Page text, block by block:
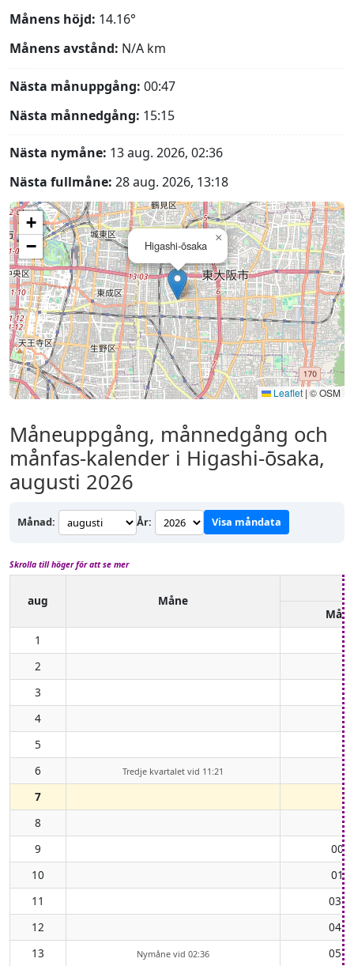
Månens höjd: 14.16°
Månens avstånd: N/A km
Nästa månuppgång: 00:47
Nästa månnedgång: 15:15
Nästa nymåne: 13 aug. 2026, 02:36
Nästa fullmåne: 28 aug. 2026, 13:18
Higashi-ōsaka
×
+
−
Leaflet |© OSM
Måneuppgång, månnedgång och
månfas-kalender i Higashi-ōsaka,
augusti 2026
Månad: År: Visa måndata
Skrolla till höger för att se mer
aug
Måne
1
2
3
4
5
6
Tredje kvartalet vid 11:21
7
8
9
10
11
12
13
Nymåne vid 02:36